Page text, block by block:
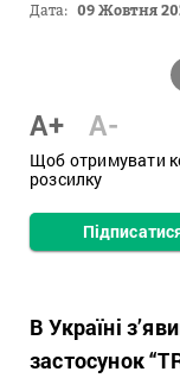
Дата: 09 Жовтня
A+ A-
Щоб отримувати
розсилку
В Україні
застосунок